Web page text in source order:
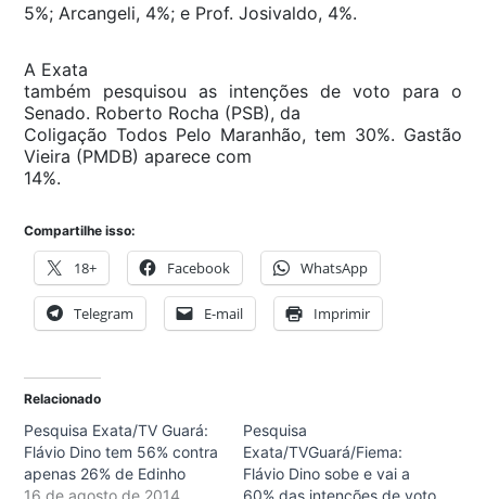
5%; Arcangeli, 4%; e Prof. Josivaldo, 4%.
A Exata
também pesquisou as intenções de voto para o
Senado. Roberto Rocha (PSB), da
Coligação Todos Pelo Maranhão, tem 30%. Gastão
Vieira (PMDB) aparece com
14%.
Compartilhe isso:
18+ Facebook WhatsApp
Telegram E-mail Imprimir
Relacionado
Pesquisa Exata/TV Guará:
Flávio Dino tem 56% contra
apenas 26% de Edinho
16 de agosto de 2014
Pesquisa
Exata/TVGuará/Fiema:
Flávio Dino sobe e vai a
60% das intenções de voto